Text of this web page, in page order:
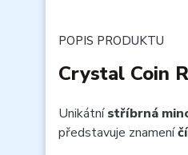
POPIS PRODUKTU
Crystal Coin
Unikátnístříbrná
představuje znamení